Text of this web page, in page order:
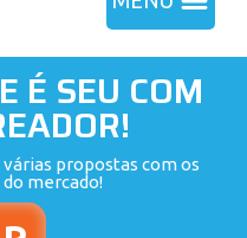
É SEU COM
várias propostas com os
mercado!